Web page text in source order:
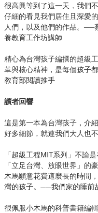
很高興等到了這一天，我們
仔細的看見我們居住且深愛
人們，以及他們的作品。──
養教育工作坊講師
精心為台灣孩子編撰的超級
革與核心精神，是每個孩子
教育部閱讀推手
讀者回響
這是第一本為台灣孩子，介
好多細節，就連我們大人也
「超級工程MIT系列」不論
「立足台灣、放眼世界」的
木馬願意花費這麼長的時間
灣的孩子。──我們家的睡前
很佩服小木馬的科普書籍編